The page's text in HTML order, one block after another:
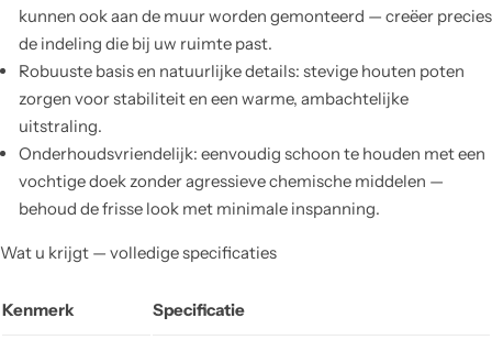
kunnen ook aan de muur worden gemonteerd — creëer precies
de indeling die bij uw ruimte past.
Robuuste basis en natuurlijke details: stevige houten poten
zorgen voor stabiliteit en een warme, ambachtelijke
uitstraling.
Onderhoudsvriendelijk: eenvoudig schoon te houden met een
vochtige doek zonder agressieve chemische middelen —
behoud de frisse look met minimale inspanning.
Wat u krijgt — volledige specificaties
Kenmerk Specificatie